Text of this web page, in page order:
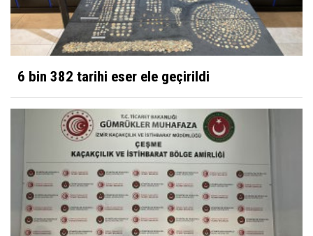
6 bin 382 tarihi eser ele geçirildi